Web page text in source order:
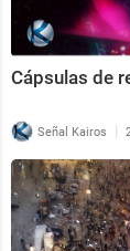
Cápsulas de
Señal Kairos |